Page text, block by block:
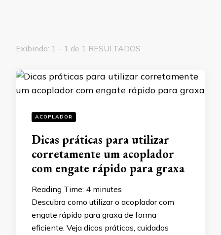
Exibindo: 1 - 1 de 1 RESULTADOS
ACOPLADOR
Dicas práticas para utilizar
corretamente um acoplador
com engate rápido para graxa
Reading Time: 4 minutes
Descubra como utilizar o acoplador com
engate rápido para graxa de forma
eficiente. Veja dicas práticas, cuidados